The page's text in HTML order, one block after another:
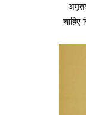
चाहिए